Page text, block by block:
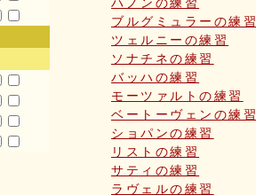
ハノンの練習
ブルグミュラーの練習
ツェルニーの練習
ソナチネの練習
バッハの練習
モーツァルトの練習
ベートーヴェンの練習
ショパンの練習
リストの練習
サティの練習
ラヴェルの練習